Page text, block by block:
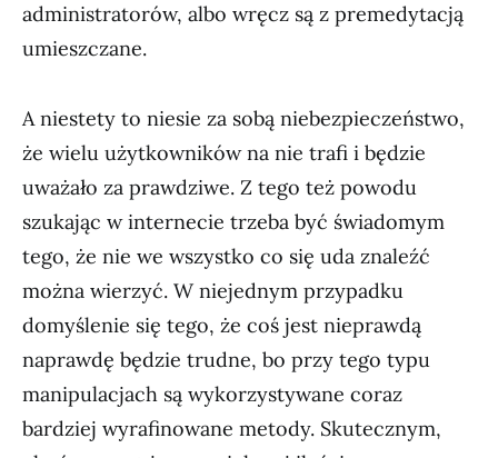
administratorów, albo wręcz są z premedytacją
umieszczane.
A niestety to niesie za sobą niebezpieczeństwo,
że wielu użytkowników na nie trafi i będzie
uważało za prawdziwe. Z tego też powodu
szukając w internecie trzeba być świadomym
tego, że nie we wszystko co się uda znaleźć
można wierzyć. W niejednym przypadku
domyślenie się tego, że coś jest nieprawdą
naprawdę będzie trudne, bo przy tego typu
manipulacjach są wykorzystywane coraz
bardziej wyrafinowane metody. Skutecznym,